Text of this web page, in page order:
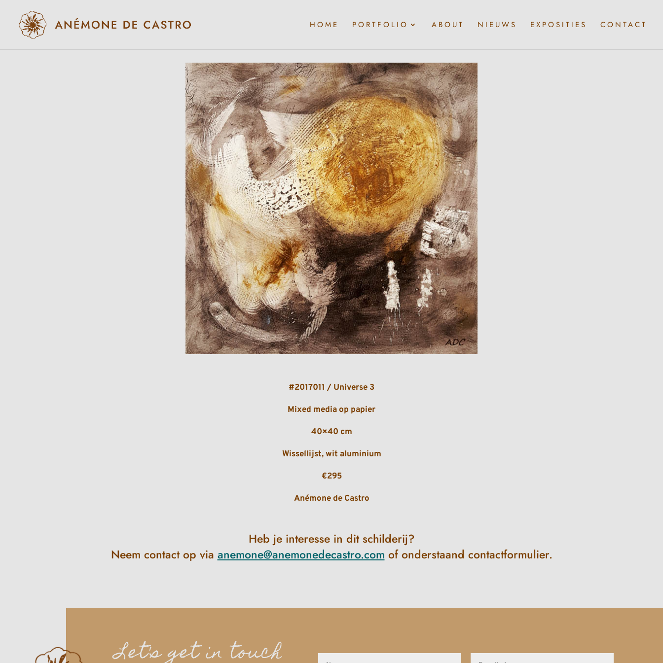
HOME PORTFOLIO ABOUT NIEUWS EXPOSITIES CONTACT
#2017011 / Universe 3
Mixed media op papier
40×40 cm
Wissellijst, wit aluminium
€295
Anémone de Castro
Heb je interesse in dit schilderij?
Neem contact op via anemone@anemonedecastro.com of onderstaand contactformulier.
Let's get in touch